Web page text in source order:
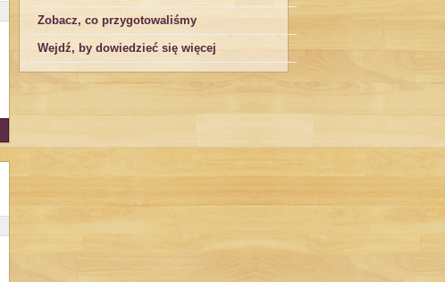
Zobacz, co przygotowaliśmy
Wejdź, by dowiedzieć się więcej